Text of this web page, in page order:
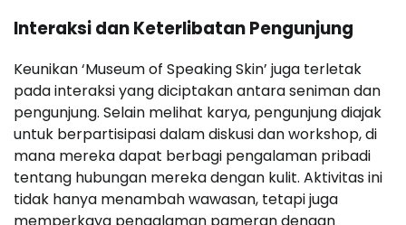
Interaksi dan Keterlibatan Pengunjung
Keunikan ‘Museum of Speaking Skin’ juga terletak
pada interaksi yang diciptakan antara seniman dan
pengunjung. Selain melihat karya, pengunjung diajak
untuk berpartisipasi dalam diskusi dan workshop, di
mana mereka dapat berbagi pengalaman pribadi
tentang hubungan mereka dengan kulit. Aktivitas ini
tidak hanya menambah wawasan, tetapi juga
memperkaya pengalaman pameran dengan